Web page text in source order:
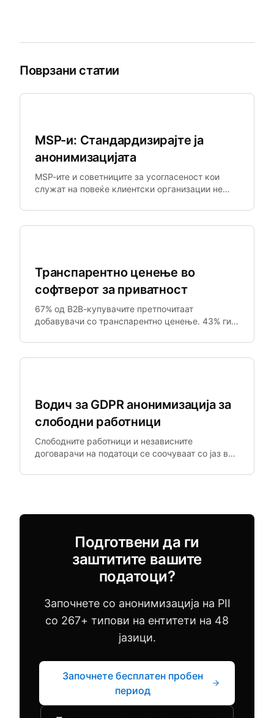
Поврзани статии
MSP-и: Стандардизирајте ја
анонимизацијата
MSP-ите и советниците за усогласеност кои
служат на повеќе клиентски организации не
за лични податоци по клиент во поголем обем.
Транспарентно ценење во
софтверот за приватност
67% од B2B-купувачите претпочитаат
добавувачи со транспарентно ценење. 43% ги
со продажба за информации за цени.
Водич за GDPR анонимизација за
слободни работници
Слободните работници и независните
договарачи на податоци се соочуваат со јаз во
претпријатија не се скалира надолу за 3
Подготвени да ги
заштитите вашите
податоци?
Започнете со анонимизација на PII
со 267+ типови на ентитети на 48
јазици.
Започнете бесплатен пробен
период